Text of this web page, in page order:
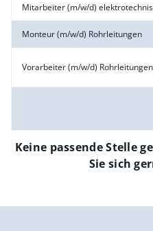
Mitarbeiter (m/w/d)
Monteur (m/w/d) Rohrleitungen
Vorarbeiter (m/w/d) Rohrleitungen
Keine passende Stelle
Sie sich